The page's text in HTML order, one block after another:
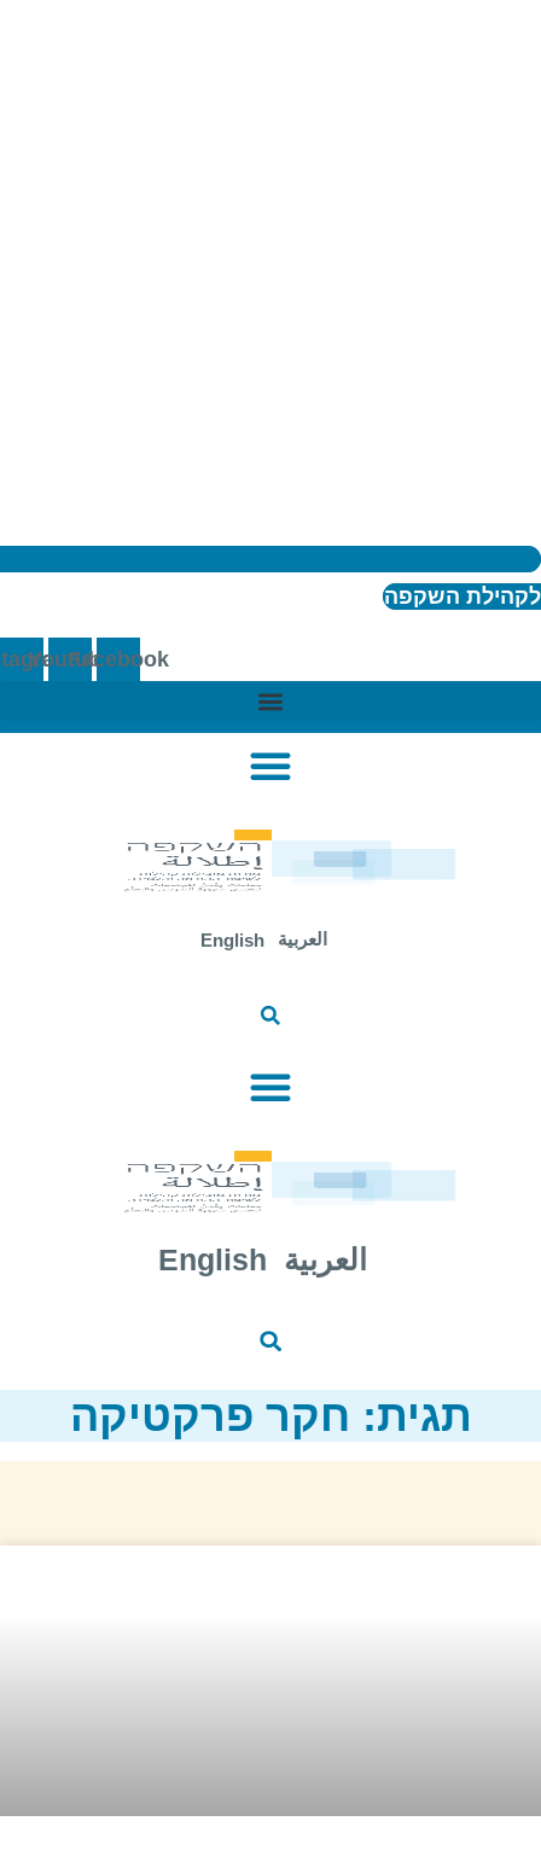
השקפה
Facebook
Youtube
Instagram
العربية English
العربية English
תגית: חקר פרקטיקה